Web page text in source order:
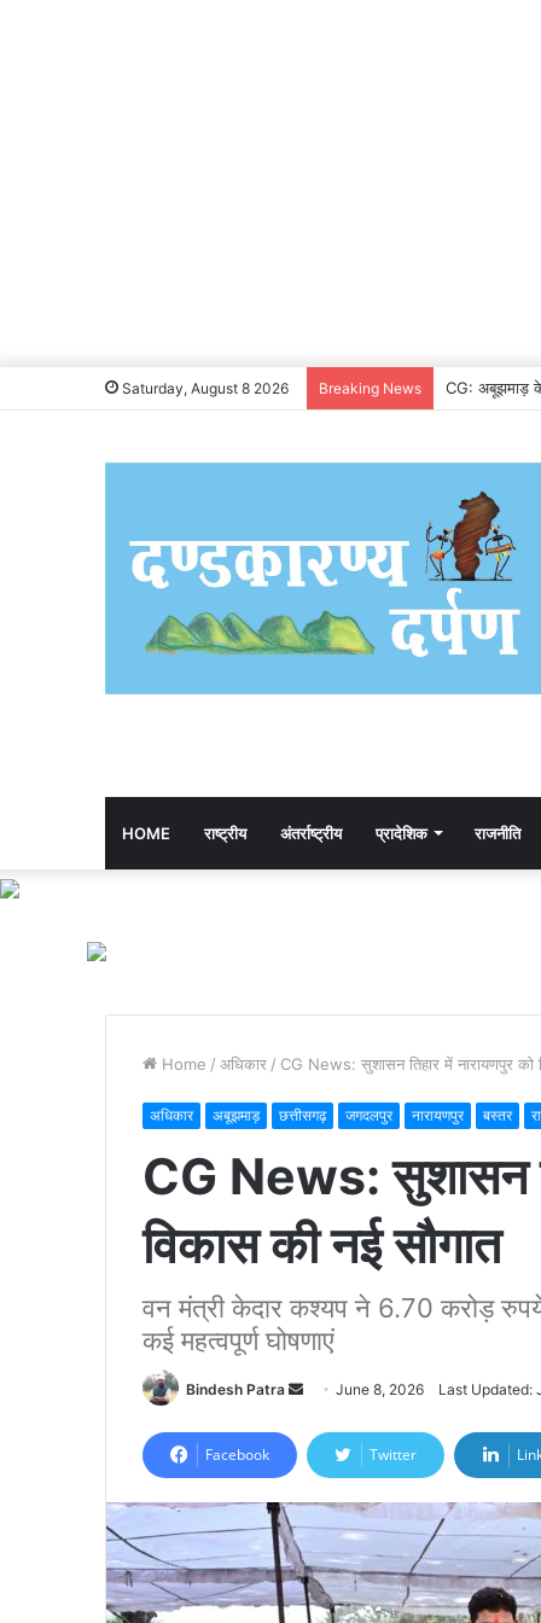
Saturday, August 8 2026 Breaking News CG: अबूझमाड़ के
HOME राष्ट्रीय अंतर्राष्ट्रीय प्रादेशिक राजनीति
Home / अधिकार / CG News: सुशासन तिहार में नारायणपुर को
अधिकार अबूझमाड़ छत्तीसगढ़ जगदलपुर नारायणपुर बस्तर
CG News: सुशासन
विकास की नई सौगात
वन मंत्री केदार कश्यप ने 6.70 करोड़ रुपये
कई महत्वपूर्ण घोषणाएं
Bindesh Patra
n
a
n
e
m
June 8, 2026 Last Updated:
Facebook Twitter